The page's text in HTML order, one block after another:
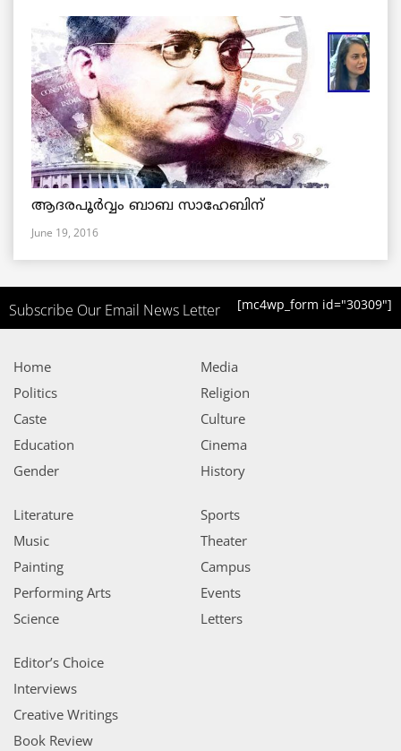
ആദരപൂര്‍വ്വം ബാബ സാഹേബിന്
June 19, 2016
Subscribe Our Email News Letter [mc4wp_form id="30309"]
Home
Politics
Caste
Education
Gender
Media
Religion
Culture
Cinema
History
Literature
Music
Painting
Performing Arts
Science
Sports
Theater
Campus
Events
Letters
Editor’s Choice
Interviews
Creative Writings
Book Review